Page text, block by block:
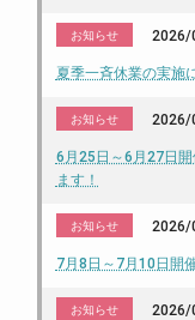
2026/
お知らせ
夏季一斉休業の実施
2026/
お知らせ
6月25日～6月27日
ます！
2026/
お知らせ
7月8日～7月10日開
2026/
お知らせ